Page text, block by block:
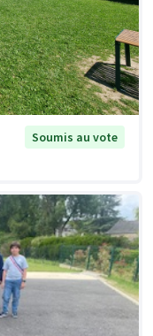
Soumis au vote